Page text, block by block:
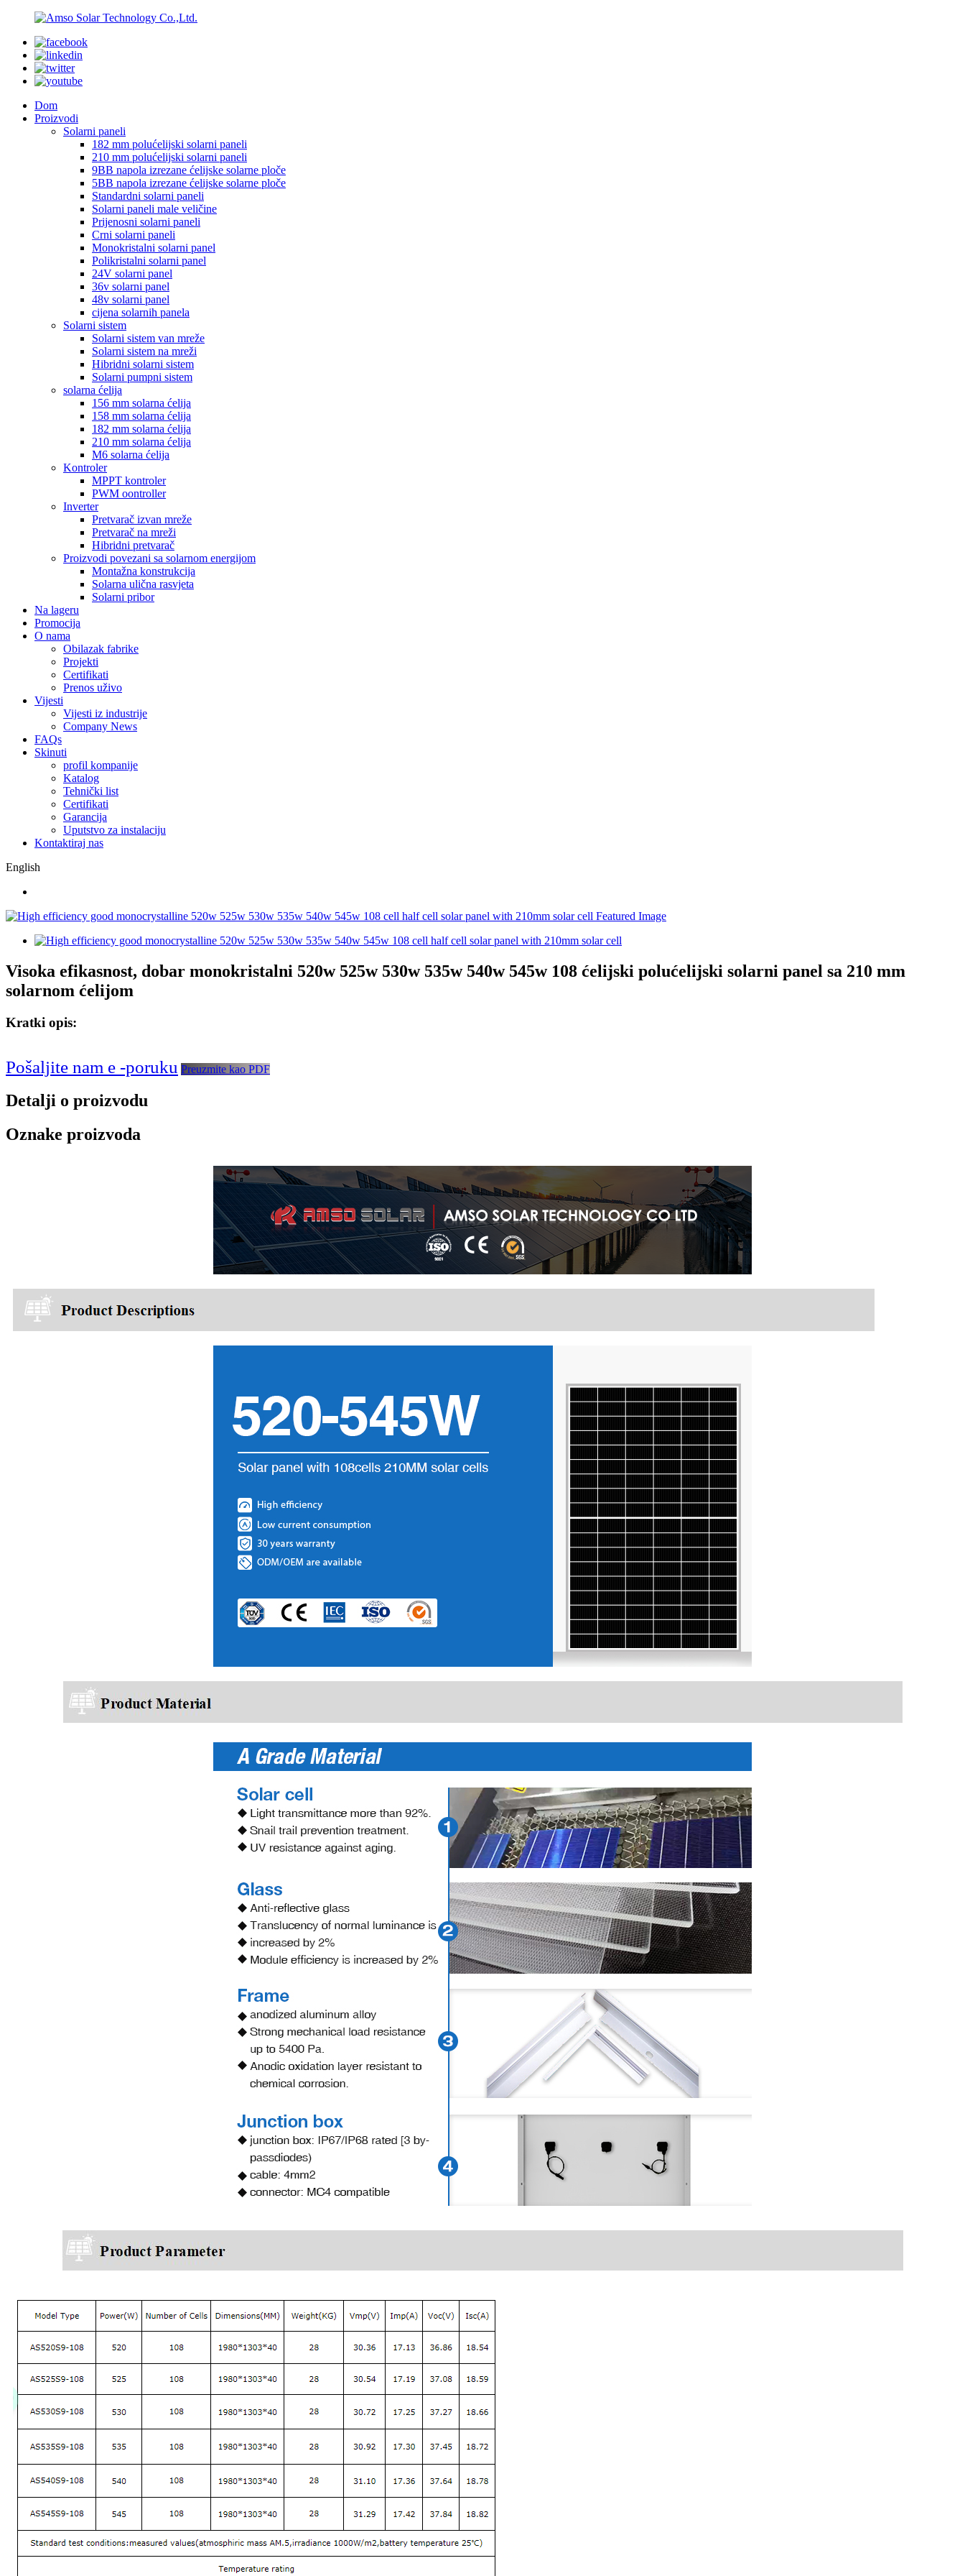
Dom
Proizvodi
Solarni paneli
182 mm polućelijski solarni paneli
210 mm polućelijski solarni paneli
9BB napola izrezane ćelijske solarne ploče
5BB napola izrezane ćelijske solarne ploče
Standardni solarni paneli
Solarni paneli male veličine
Prijenosni solarni paneli
Crni solarni paneli
Monokristalni solarni panel
Polikristalni solarni panel
24V solarni panel
36v solarni panel
48v solarni panel
cijena solarnih panela
Solarni sistem
Solarni sistem van mreže
Solarni sistem na mreži
Hibridni solarni sistem
Solarni pumpni sistem
solarna ćelija
156 mm solarna ćelija
158 mm solarna ćelija
182 mm solarna ćelija
210 mm solarna ćelija
M6 solarna ćelija
Kontroler
MPPT kontroler
PWM oontroller
Inverter
Pretvarač izvan mreže
Pretvarač na mreži
Hibridni pretvarač
Proizvodi povezani sa solarnom energijom
Montažna konstrukcija
Solarna ulična rasvjeta
Solarni pribor
Na lageru
Promocija
O nama
Obilazak fabrike
Projekti
Certifikati
Prenos uživo
Vijesti
Vijesti iz industrije
Company News
FAQs
Skinuti
profil kompanije
Katalog
Tehnički list
Certifikati
Garancija
Uputstvo za instalaciju
Kontaktiraj nas
English
Visoka efikasnost, dobar monokristalni 520w 525w 530w 535w 540w 545w 108 ćelijski polućelijski solarni panel sa 210 mm
solarnom ćelijom
Kratki opis:
Pošaljite nam e -poruku Preuzmite kao PDF
Detalji o proizvodu
Oznake proizvoda